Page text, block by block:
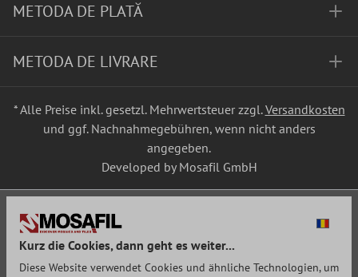
METODA DE PLATĂ
METODA DE LIVRARE
* Alle Preise inkl. gesetzl. Mehrwertsteuer zzgl.Versandkosten
und ggf. Nachnahmegebühren, wenn nicht anders
angegeben.
Developed by Mosafil GmbH
Kurz die Cookies, dann geht es weiter...
Diese Website verwendet Cookies und ähnliche Technologien, um